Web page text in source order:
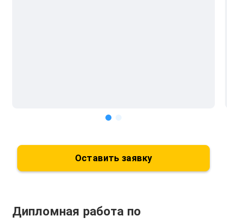
Оставить заявку
Дипломная работа по